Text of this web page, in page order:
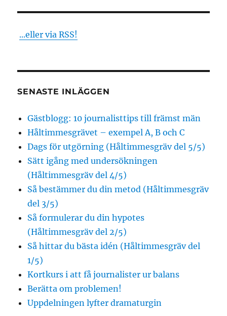
...eller via RSS!
SENASTE INLÄGGEN
Gästblogg: 10 journalisttips till främst män
Håltimmesgrävet – exempel A, B och C
Dags för utgörning (Håltimmesgräv del 5/5)
Sätt igång med undersökningen
(Håltimmesgräv del 4/5)
Så bestämmer du din metod (Håltimmesgräv
del 3/5)
Så formulerar du din hypotes
(Håltimmesgräv del 2/5)
Så hittar du bästa idén (Håltimmesgräv del
1/5)
Kortkurs i att få journalister ur balans
Berätta om problemen!
Uppdelningen lyfter dramaturgin